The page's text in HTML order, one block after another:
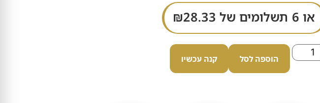
או 6 תשלומים של ₪28.33
הוספה לסל קנה עכשיו